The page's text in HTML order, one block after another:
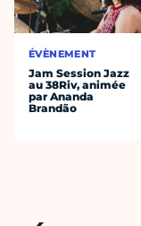
ÉVÈNEMENT
Jam Session Jazz
au 38Riv, animée
par Ananda
Brandão